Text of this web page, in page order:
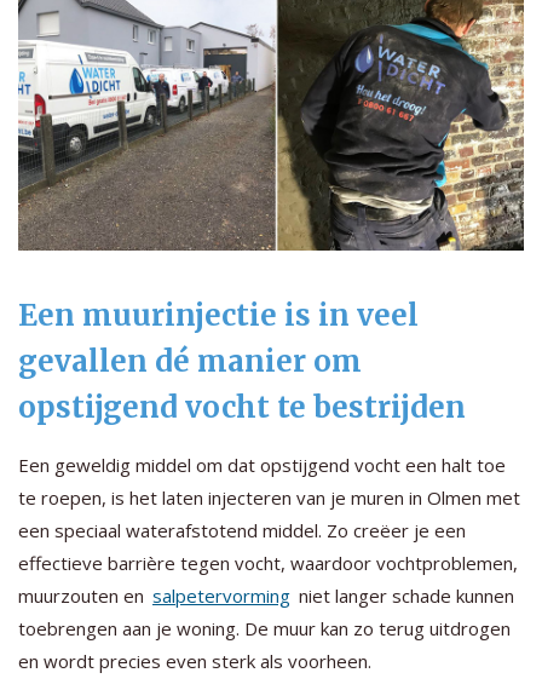
Een muurinjectie is in veel
gevallen dé manier om
opstijgend vocht te bestrijden
Een geweldig middel om dat opstijgend vocht een halt toe
te roepen, is het laten injecteren van je muren in Olmen met
een speciaal waterafstotend middel. Zo creëer je een
effectieve barrière tegen vocht, waardoor vochtproblemen,
muurzouten en salpetervorming niet langer schade kunnen
toebrengen aan je woning. De muur kan zo terug uitdrogen
en wordt precies even sterk als voorheen.